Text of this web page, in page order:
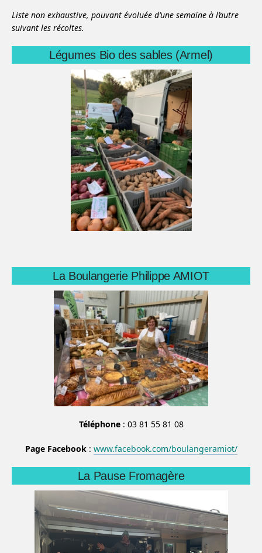
Liste non exhaustive, pouvant évoluée d’une semaine à l’autre
suivant les récoltes.
Légumes Bio des sables (Armel)
La Boulangerie Philippe AMIOT
Téléphone: 03 81 55 81 08
Page Facebook: www.facebook.com/boulangeramiot/
La Pause Fromagère